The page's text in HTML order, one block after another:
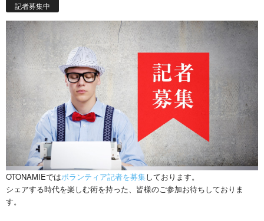
記者募集中
OTONAMIEではボランティア記者を募集しております。
シェアする時代を楽しむ術を持った、皆様のご参加お待ちしておりま
す。